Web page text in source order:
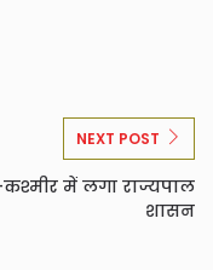
NEXT POST
में लगा राज्यपाल
शासन